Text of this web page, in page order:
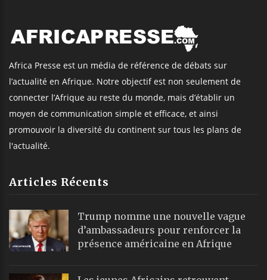
Africa Presse est un média de référence de débats sur
l’actualité en Afrique. Notre objectif est non seulement de
connecter l’Afrique au reste du monde, mais d’établir un
moyen de communication simple et efficace, et ainsi
promouvoir la diversité du continent sur tous les plans de
l'actualité.
Articles Récents
Trump nomme une nouvelle vague
d’ambassadeurs pour renforcer la
présence américaine en Afrique